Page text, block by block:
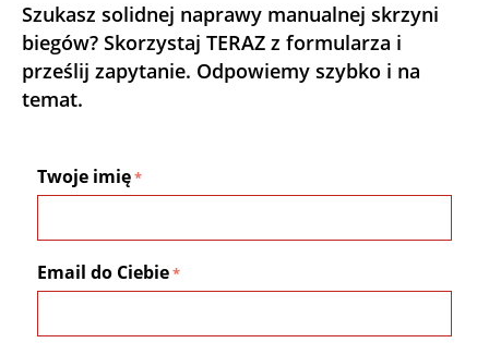
Szukasz solidnej naprawy manualnej skrzyni
biegów? Skorzystaj TERAZ z formularza i
prześlij zapytanie. Odpowiemy szybko i na
temat.
Twoje imię
Email do Ciebie